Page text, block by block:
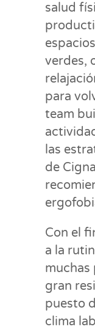
salud
verdes,
para
team
las
de
Con el
a la
muchas
gran
puesto
clima